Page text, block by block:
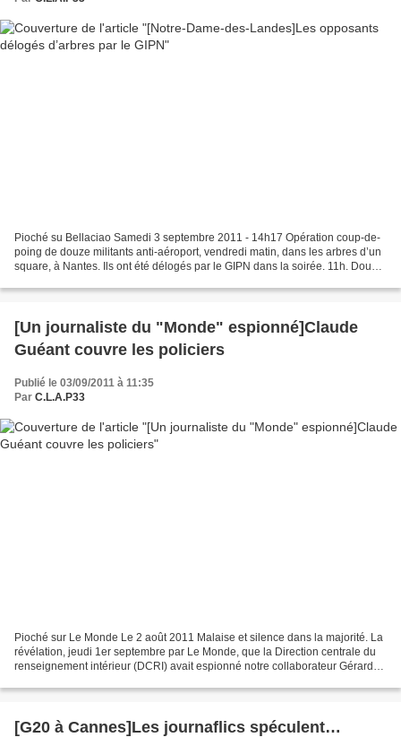
Pioché su Bellaciao Samedi 3 septembre 2011 - 14h17 Opération coup-de-
poing de douze militants anti-aéroport, vendredi matin, dans les arbres d’un
square, à Nantes. Ils ont été délogés par le GIPN dans la soirée. 11h. Douze
[Un journaliste du "Monde" espionné]Claude
Guéant couvre les policiers
Publié le 03/09/2011 à 11:35
Par C.L.A.P33
Pioché sur Le Monde Le 2 août 2011 Malaise et silence dans la majorité. La
révélation, jeudi 1er septembre par Le Monde, que la Direction centrale du
renseignement intérieur (DCRI) avait espionné notre collaborateur Gérard
[G20 à Cannes]Les journaflics spéculent…